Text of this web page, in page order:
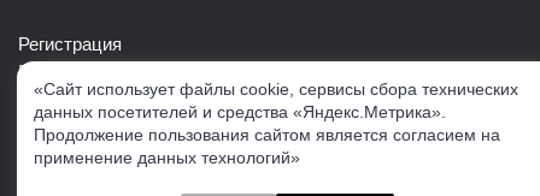
Регистрация
Войти в свой аккаунт
Скачать каталог продукции VERTUL
Следите за нами
«Сайт использует файлы cookie, сервисы сбора технических
данных посетителей и средства «Яндекс.Метрика».
Продолжение пользования сайтом является согласием на
применение данных технологий»